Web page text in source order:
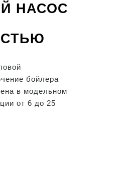
НАСОС
бойлера
в модельном
от 6 до 25